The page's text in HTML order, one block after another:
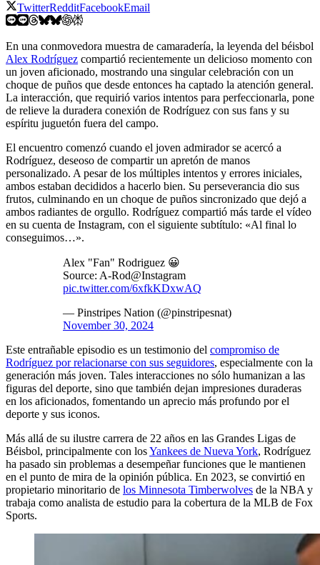
TwitterRedditFacebookEmail
En una conmovedora muestra de camaradería, la leyenda del béisbol
Alex Rodríguez compartió recientemente un delicioso momento con
un joven aficionado, mostrando una singular celebración con un
choque de puños que desde entonces ha captado la atención general.
La interacción, que requirió varios intentos para perfeccionarla, pone
de relieve la duradera conexión de Rodríguez con sus fans y su
espíritu juguetón fuera del campo.
El encuentro comenzó cuando el joven admirador se acercó a
Rodríguez, deseoso de compartir un apretón de manos
personalizado. A pesar de los múltiples intentos y errores iniciales,
ambos estaban decididos a hacerlo bien. Su perseverancia dio sus
frutos, culminando en un choque de puños sincronizado que dejó a
ambos radiantes de orgullo. Rodríguez compartió más tarde el vídeo
en su cuenta de Instagram, con el siguiente subtítulo: «Al final lo
conseguimos…».
Alex "Fan" Rodriguez 😀
Source: A-Rod@Instagram
pic.twitter.com/6xfkKDxwAQ
— Pinstripes Nation (@pinstripesnat)
November 30, 2024
Este entrañable episodio es un testimonio del compromiso de
Rodríguez por relacionarse con sus seguidores, especialmente con la
generación más joven. Tales interacciones no sólo humanizan a las
figuras del deporte, sino que también dejan impresiones duraderas
en los aficionados, fomentando un aprecio más profundo por el
deporte y sus iconos.
Más allá de su ilustre carrera de 22 años en las Grandes Ligas de
Béisbol, principalmente con losYankees de Nueva York, Rodríguez
ha pasado sin problemas a desempeñar funciones que le mantienen
en el punto de mira de la opinión pública. En 2023, se convirtió en
propietario minoritario de los Minnesota Timberwolves de la NBA y
trabaja como analista de estudio para la cobertura de la MLB de Fox
Sports.